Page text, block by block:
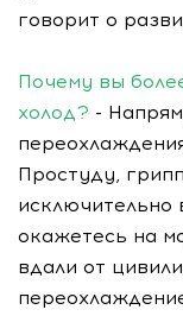
говорит о
Почему вы
холод? -
Простуду,
исключительно
окажетесь на
вдали от